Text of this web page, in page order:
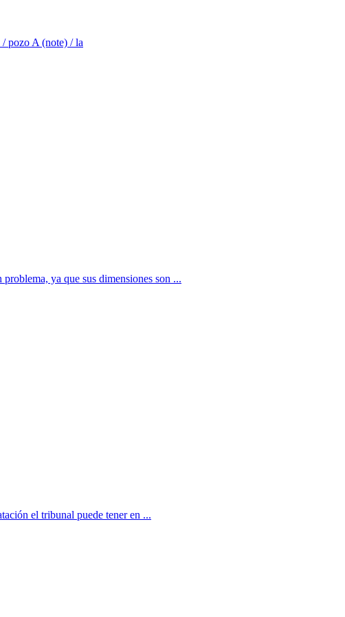
pozo A (note) / la
ya que sus dimensiones son ...
el tribunal puede tener en ...